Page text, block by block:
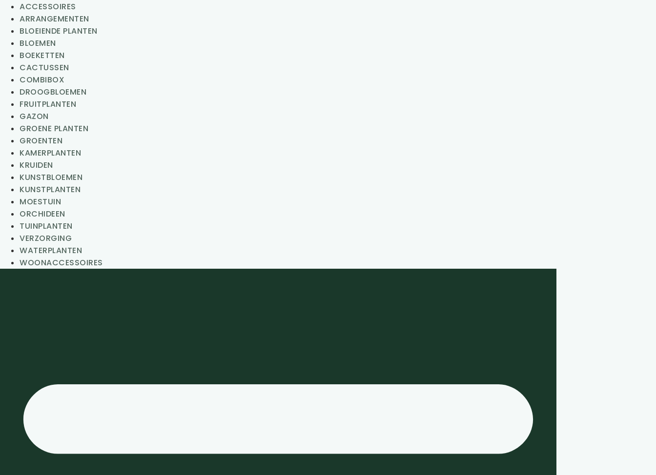
ACCESSOIRES
ARRANGEMENTEN
BLOEIENDE PLANTEN
BLOEMEN
BOEKETTEN
CACTUSSEN
COMBIBOX
DROOGBLOEMEN
FRUITPLANTEN
GAZON
GROENE PLANTEN
GROENTEN
KAMERPLANTEN
KRUIDEN
KUNSTBLOEMEN
KUNSTPLANTEN
MOESTUIN
ORCHIDEEN
TUINPLANTEN
VERZORGING
WATERPLANTEN
WOONACCESSOIRES